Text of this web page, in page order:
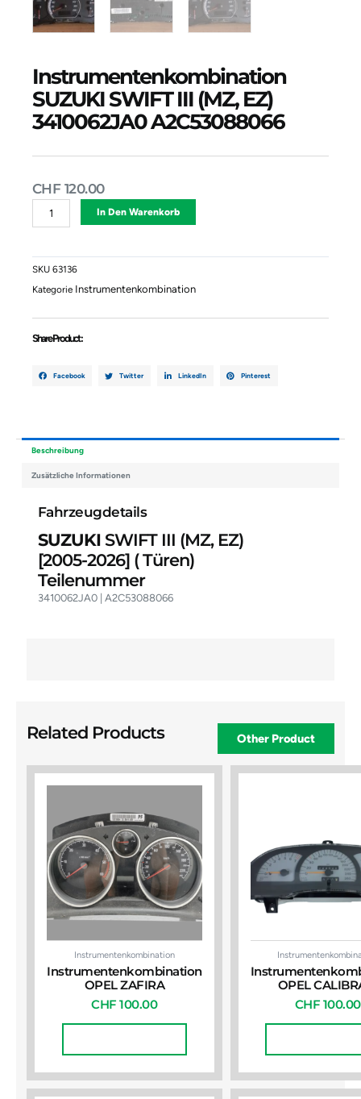
Instrumentenkombination
SUZUKI SWIFT III (MZ, EZ)
3410062JA0 A2C53088066
CHF120.00
Instrumentenkombination
(MZ,
EZ)
3410062JA0
In Den Warenkorb
SKU 63136
Kategorie Instrumentenkombination
Share Product :
Facebook Twitter LinkedIn Pinterest
Beschreibung
Zusätzliche Informationen
Fahrzeugdetails
SUZUKISWIFT III (MZ, EZ)
[2005-2026] ( Türen)
Teilenummer
3410062JA0 | A2C53088066
Related Products Other Product
Instrumentenkombination
Instrumentenkombination
OPEL ZAFIRA
CHF 100.00
OPEL
CHF 100.00